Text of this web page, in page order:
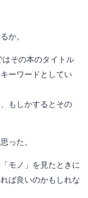
か。
はその本のタイトル
ーワードとしてい
もしかするとその
った。
モノ」を見たときに
ば良いのかもしれな